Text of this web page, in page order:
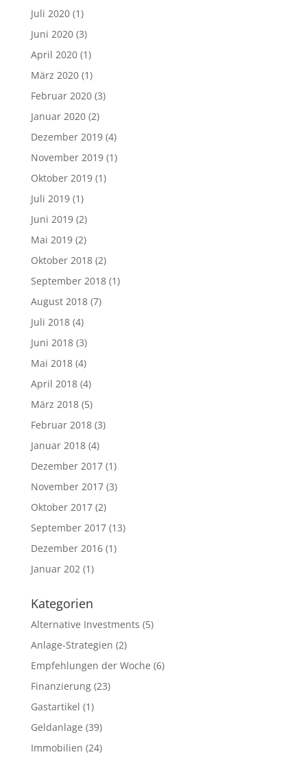
Juli 2020(1)
Juni 2020(3)
April 2020(1)
März 2020(1)
Februar 2020(3)
Januar 2020(2)
Dezember 2019(4)
November 2019(1)
Oktober 2019(1)
Juli 2019(1)
Juni 2019(2)
Mai 2019(2)
Oktober 2018(2)
September 2018(1)
August 2018(7)
Juli 2018(4)
Juni 2018(3)
Mai 2018(4)
April 2018(4)
März 2018(5)
Februar 2018(3)
Januar 2018(4)
Dezember 2017(1)
November 2017(3)
Oktober 2017(2)
September 2017(13)
Dezember 2016(1)
Januar 202(1)
Kategorien
Alternative Investments (5)
Anlage-Strategien (2)
Empfehlungen der Woche (6)
Finanzierung(23)
Gastartikel (1)
Geldanlage (39)
Immobilien (24)